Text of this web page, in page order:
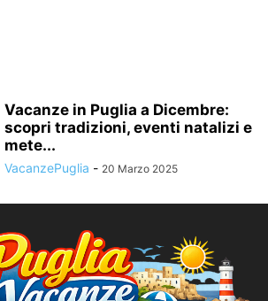
Vacanze in Puglia a Dicembre:
scopri tradizioni, eventi natalizi e
mete...
VacanzePuglia - 20 Marzo 2025